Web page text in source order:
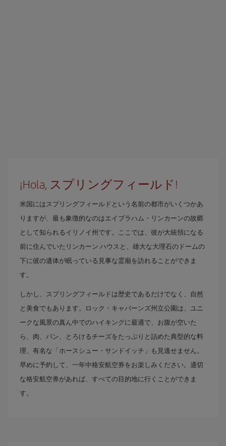
¡Hola, スプリングフィールド!
米国にはスプリングフィールドという名前の都市がいくつかあ
りますが、最も象徴的なのはエイブラハム・リンカーンの故郷
として知られるイリノイ州です。ここでは、彼が大統領になる
前に住んでいたリンカーン ハウスと、雄大な大理石のドームの
下に彼の遺体が眠っている見事な霊廟を訪れることができま
す。
しかし、スプリングフィールドは歴史であるだけでなく、自然
と美食でもあります。ロック・キャバーンズ州立公園は、ユニ
ークな風景の真ん中でのハイキングに最適で、お腹が空いた
ら、肉、パン、とろけるチーズをたっぷりと詰めた典型的な料
理、有名な「ホースシュー・サンドイッチ」も見逃せません。
早めに予約して、一年中格安航空券をお楽しみください。適切
な格安航空券があれば、すべての目的地に行くことができま
す。